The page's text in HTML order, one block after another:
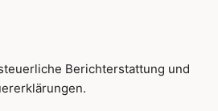
Berichterstattung und